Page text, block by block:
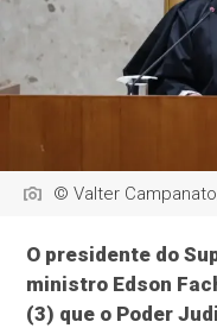
© Valter
O presidente do
ministro Edson
(3) que o Poder